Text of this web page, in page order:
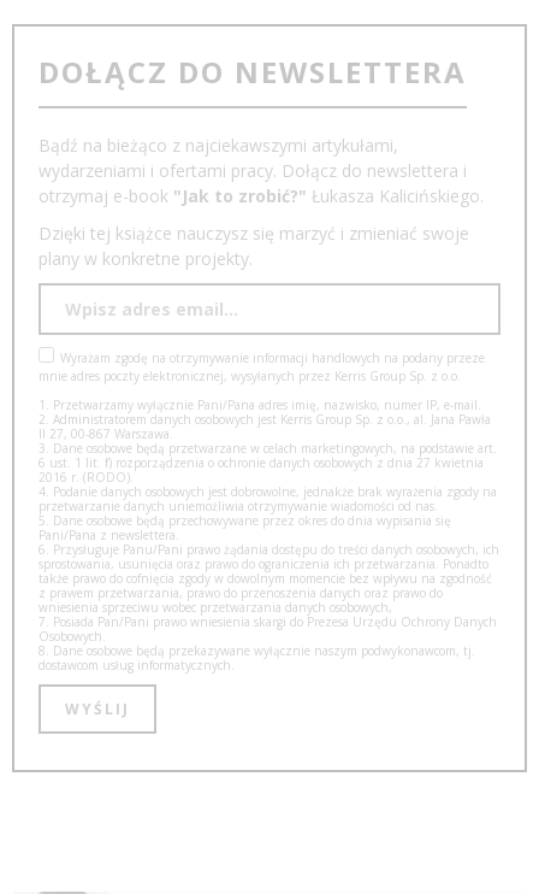
DOŁĄCZ DO NEWSLETTERA
Bądź na bieżąco z najciekawszymi artykułami,
wydarzeniami i ofertami pracy. Dołącz do newslettera i
otrzymaj e-book "Jak to zrobić?" Łukasza Kalicińskiego.
Dzięki tej książce nauczysz się marzyć i zmieniać swoje
plany w konkretne projekty.
Wyrażam zgodę na otrzymywanie informacji handlowych na podany przeze
mnie adres poczty elektronicznej, wysyłanych przez Kerris Group Sp. z o.o.
1. Przetwarzamy wyłącznie Pani/Pana adres imię, nazwisko, numer IP, e-mail.
2. Administratorem danych osobowych jest Kerris Group Sp. z o.o., al. Jana Pawła
II 27, 00-867 Warszawa.
3. Dane osobowe będą przetwarzane w celach marketingowych, na podstawie art.
6 ust. 1 lit. f) rozporządzenia o ochronie danych osobowych z dnia 27 kwietnia
2016 r. (RODO).
4. Podanie danych osobowych jest dobrowolne, jednakże brak wyrażenia zgody na
przetwarzanie danych uniemożliwia otrzymywanie wiadomości od nas.
5. Dane osobowe będą przechowywane przez okres do dnia wypisania się
Pani/Pana z newslettera.
6. Przysługuje Panu/Pani prawo żądania dostępu do treści danych osobowych, ich
sprostowania, usunięcia oraz prawo do ograniczenia ich przetwarzania. Ponadto
także prawo do cofnięcia zgody w dowolnym momencie bez wpływu na zgodność
z prawem przetwarzania, prawo do przenoszenia danych oraz prawo do
wniesienia sprzeciwu wobec przetwarzania danych osobowych,
7. Posiada Pan/Pani prawo wniesienia skargi do Prezesa Urzędu Ochrony Danych
Osobowych.
8. Dane osobowe będą przekazywane wyłącznie naszym podwykonawcom, tj.
dostawcom usług informatycznych.